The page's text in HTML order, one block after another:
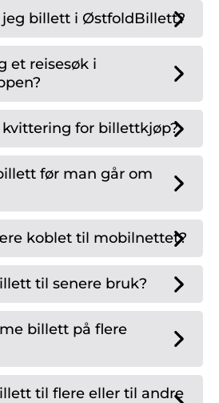
billett i ØstfoldBillett?
et reisesøk i
for billettkjøp?
før man går om
koblet til mobilnettet?
til senere bruk?
billett på flere
til flere eller til andre